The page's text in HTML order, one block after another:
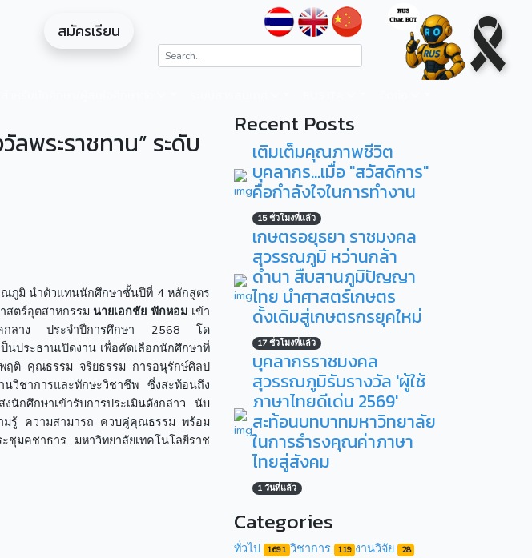
สมัครเรียน
พระราชทาน” ระดับ
ณภูมิ นำตัวแทนนักศึกษาชั้นปีที่ 4 หลักสูตร
สตร์อุตสาหกรรมนายเอกชัย ฟักหอม เข้า
าคกลาง ประจำปีการศึกษา 2568 โด
ประธานเปิดงาน เพื่อคัดเลือกนักศึกษาที่
ฤติ คุณธรรม จริยธรรม การอนุรักษ์ศิลป
วิชาการและทักษะวิชาชีพ ซึ่งสะท้อนถึง
นักศึกษาเข้ารับการประเมินดังกล่าว นับ
มรู้ ความสามารถ ควบคู่คุณธรรม พร้อม
มคชาธาร มหาวิทยาลัยเทคโนโลยีราช
Recent Posts
เติมเต็มคุณภาพชีวิต
บุคลากร...เมื่อ "สวัสดิการ"
คือกำลังใจในการทำงาน
15 ชั่วโมงที่แล้ว
เกษตรอยุธยา ราชมงคล
สุวรรณภูมิ หว่านกล้า
ดำนา สืบสานภูมิปัญญา
ไทย นำศาสตร์เกษตร
ดั้งเดิมสู่เกษตรกรยุคใหม่
17 ชั่วโมงที่แล้ว
บุคลากรราชมงคล
สุวรรณภูมิรับรางวัล 'ผู้ใช้
ภาษาไทยดีเด่น 2569'
สะท้อนบทบาทมหาวิทยาลัย
ในการธำรงคุณค่าภาษา
ไทยสู่สังคม
1 วันที่แล้ว
Categories
ทั่วไป 1691 วิชาการ 119 งานวิจัย 28